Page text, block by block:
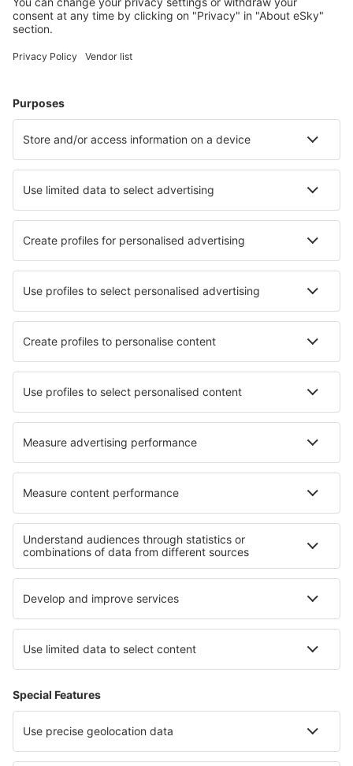
Cele mai căutate cazări de către utilizatorii eSky
Cazare în Frejus
Cazare în Paris Cazare în Cannes Cazare în Nisa
Cazare în Tours Cazare în Aix-les-Bains
Cazare în Arâches Cazare în Quiberon
Cele mai bune locuri de cazare - orașe
Cazare în Roberts Creek Cazare în Kušneri
Cazare în Yanagawa Cazare în Brazatortas
Cazare în Mordogan Cazare în Roeland Park
Cele mai bune locuri de cazare - regiuni
Cazare în La Plagne Cazare în Valmeinier
Cazare în regiunea Lacului Geneva Cazare în Franța
Cazare în Val d'Isère Cazare în Tolima
Cazare în Transilvania Cazare in Bavarian Alps